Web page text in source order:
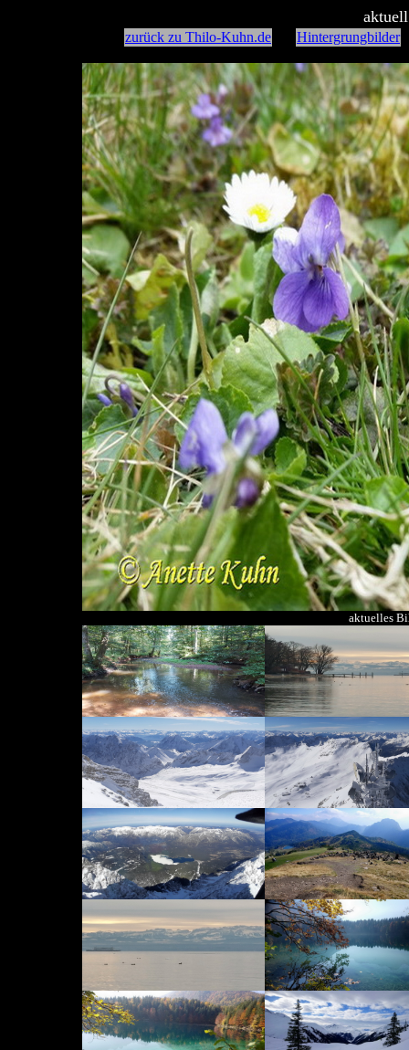
zurück zu Thilo-Kuhn.de Hintergrungbilder
aktuelles